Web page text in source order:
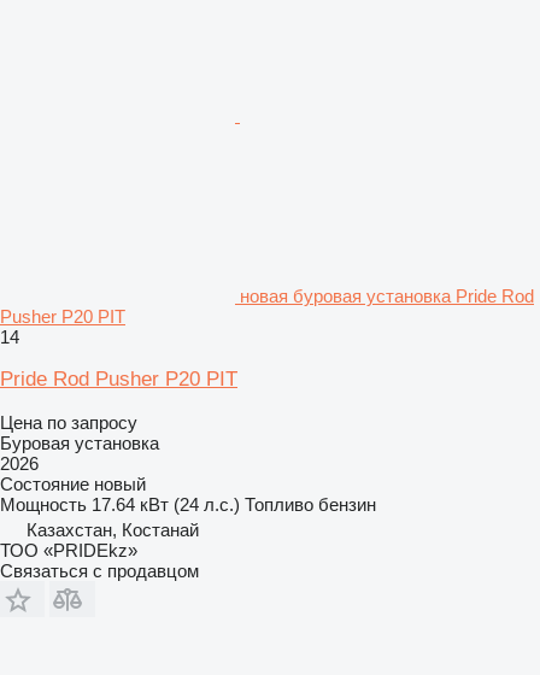
новая буровая установка Pride Rod
Pusher P20 PIT
14
Pride Rod Pusher P20 PIT
Цена по запросу
Буровая установка
2026
Состояние новый
Мощность 17.64 кВт (24 л.с.) Топливо бензин
Казахстан, Костанай
ТОО «PRIDEkz»
Связаться с продавцом